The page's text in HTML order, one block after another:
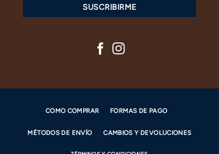
SUSCRIBIRME
COMO COMPRAR FORMAS DE PAGO
MÉTODOS DE ENVÍO CAMBIOS Y DEVOLUCIONES